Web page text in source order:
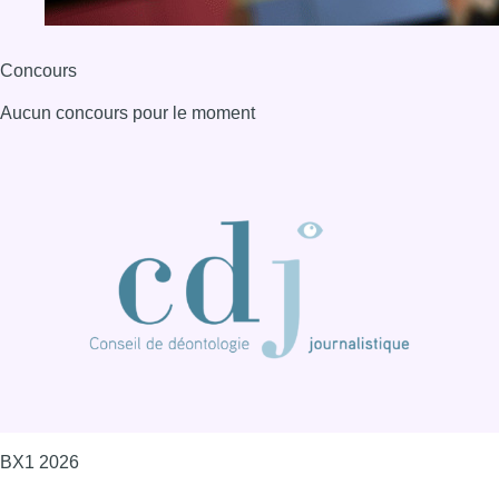
Concours
Aucun concours pour le moment
BX1 2026